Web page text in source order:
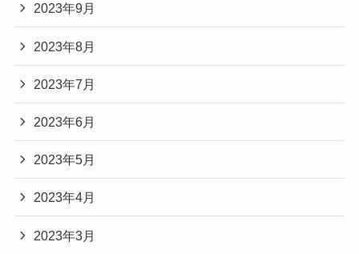
2023年9月
2023年8月
2023年7月
2023年6月
2023年5月
2023年4月
2023年3月